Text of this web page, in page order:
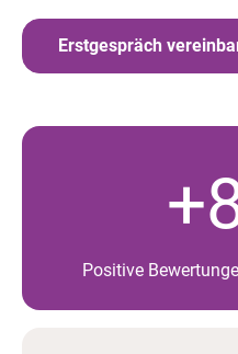
Positive
Erstgespräch